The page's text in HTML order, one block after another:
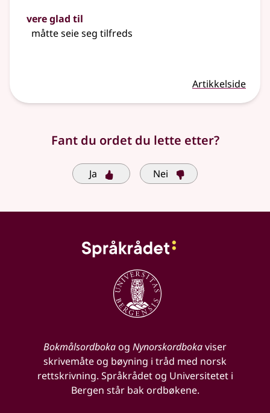
vere glad til
måtte seie seg tilfreds
Artikkelside
Fant du ordet du lette etter?
Ja Nei
Bokmålsordbokaog Nynorskordbokaviser
skrivemåte og bøyning i tråd med norsk
rettskrivning. Språkrådet og Universitetet i
Bergen står bak ordbøkene.